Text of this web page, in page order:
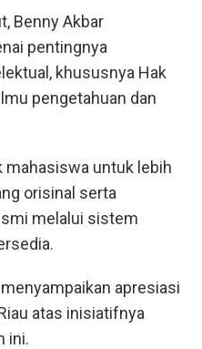
Benny Akbar
pentingnya
khususnya Hak
pengetahuan dan
mahasiswa untuk lebih
orisinal serta
melalui sistem
apresiasi
atas inisiatifnya
ini.